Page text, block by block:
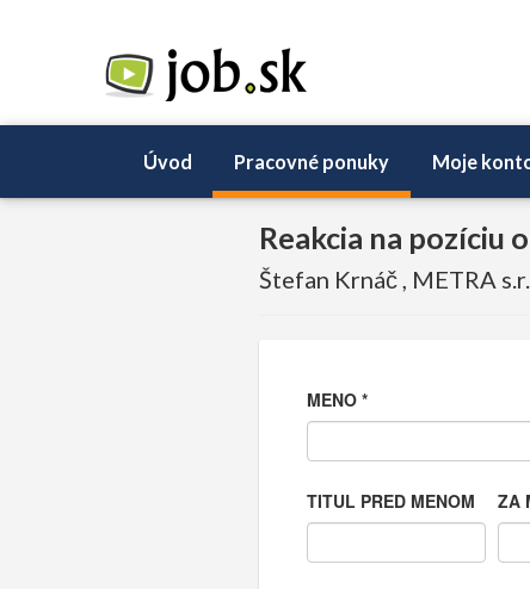
Úvod Pracovné ponuky Moje
Reakcia na
Štefan Krnáč , METRA
MENO *
TITUL PRED MENOM ZA